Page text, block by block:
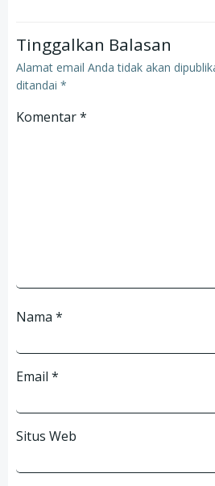
Tinggalkan Balasan
Alamat email Anda tidak akan
ditandai *
Komentar*
Nama *
Email *
Situs Web